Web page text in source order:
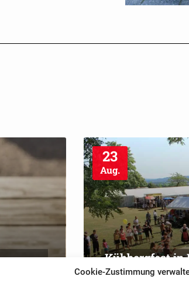
Cookie-Zustimmung
23
Aug.
Kühbergfest in